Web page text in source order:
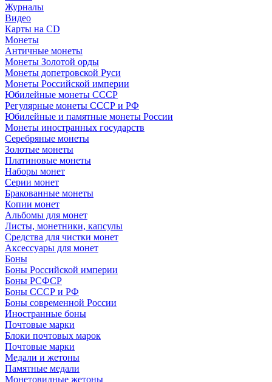
Журналы
Видео
Карты на CD
Монеты
Античные монеты
Монеты Золотой орды
Монеты допетровской Руси
Монеты Российской империи
Юбилейные монеты СССР
Регулярные монеты СССР и РФ
Юбилейные и памятные монеты России
Монеты иностранных государств
Серебряные монеты
Золотые монеты
Платиновые монеты
Наборы монет
Серии монет
Бракованные монеты
Копии монет
Альбомы для монет
Листы, монетники, капсулы
Средства для чистки монет
Аксессуары для монет
Боны
Боны Российской империи
Боны РСФСР
Боны СССР и РФ
Боны современной России
Иностранные боны
Почтовые марки
Блоки почтовых марок
Почтовые марки
Медали и жетоны
Памятные медали
Монетовидные жетоны